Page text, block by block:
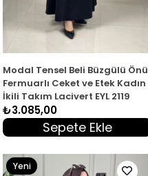
Modal Tensel Beli Büzgülü Önü
Fermuarlı Ceket ve Etek Kadın
İkili Takım Lacivert EYL 2119
₺3.085,00
Sepete Ekle
Yeni